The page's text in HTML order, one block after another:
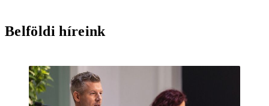
Belföldi híreink